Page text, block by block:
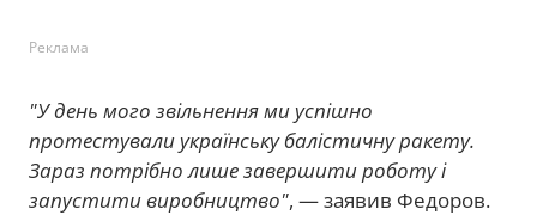
Реклама
"У день мого звільнення ми успішно
протестували українську балістичну ракету.
Зараз потрібно лише завершити роботу і
запустити виробництво", — заявив Федоров.